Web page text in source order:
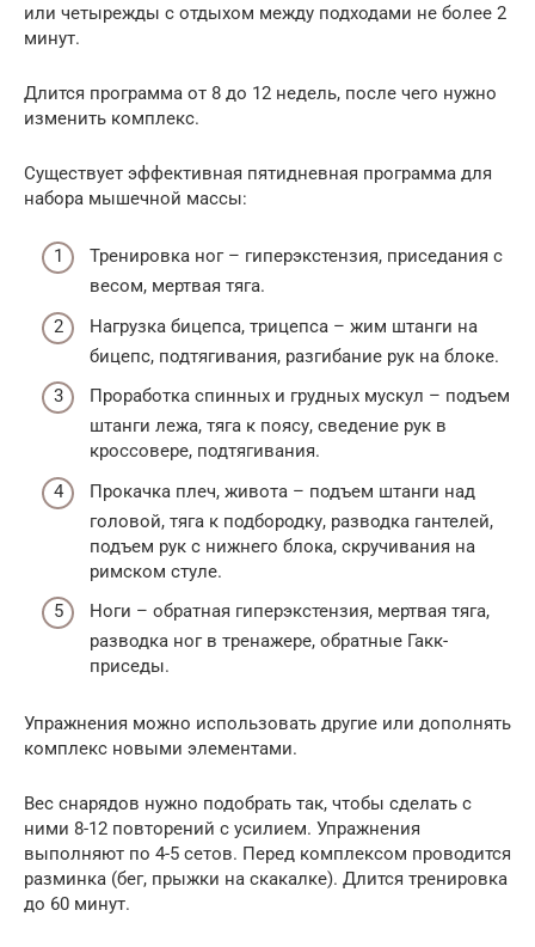
или четырежды с отдыхом между подходами не более 2
минут.
Длится программа от 8 до 12 недель, после чего нужно
изменить комплекс.
Существует эффективная пятидневная программа для
набора мышечной массы:
Тренировка ног – гиперэкстензия, приседания с
весом, мертвая тяга.
Нагрузка бицепса, трицепса – жим штанги на
бицепс, подтягивания, разгибание рук на блоке.
Проработка спинных и грудных мускул – подъем
штанги лежа, тяга к поясу, сведение рук в
кроссовере, подтягивания.
Прокачка плеч, живота – подъем штанги над
головой, тяга к подбородку, разводка гантелей,
подъем рук с нижнего блока, скручивания на
римском стуле.
Ноги – обратная гиперэкстензия, мертвая тяга,
разводка ног в тренажере, обратные Гакк-
приседы.
Упражнения можно использовать другие или дополнять
комплекс новыми элементами.
Вес снарядов нужно подобрать так, чтобы сделать с
ними 8-12 повторений с усилием. Упражнения
выполняют по 4-5 сетов. Перед комплексом проводится
разминка (бег, прыжки на скакалке). Длится тренировка
до 60 минут.